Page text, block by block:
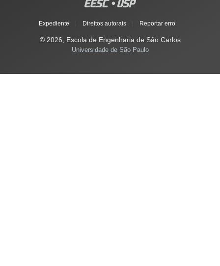
Expediente Direitos autorais Reportar erro
© 2026, Escola de Engenharia de São Carlos
Universidade de São Paulo